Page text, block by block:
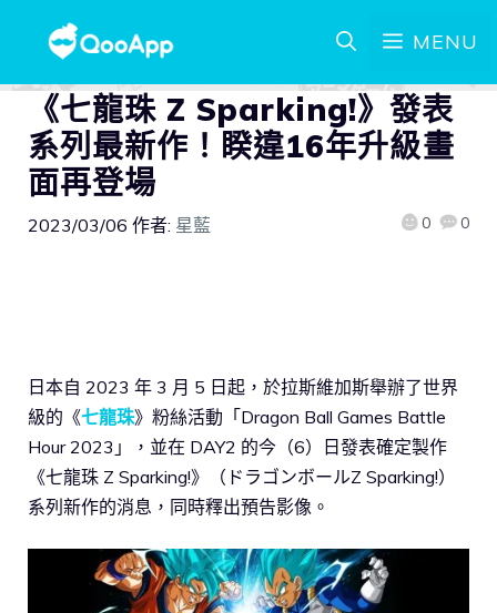
MENU
《七龍珠 Z Sparking!》發表
系列最新作！睽違16年升級畫
面再登場
2023/03/06 作者: 星藍 0 0
日本自 2023 年 3 月 5 日起，於拉斯維加斯舉辦了世界
級的《七龍珠》粉絲活動「Dragon Ball Games Battle
Hour 2023」，並在 DAY2 的今（6）日發表確定製作
《七龍珠 Z Sparking!》（ドラゴンボールZ Sparking!）
系列新作的消息，同時釋出預告影像。